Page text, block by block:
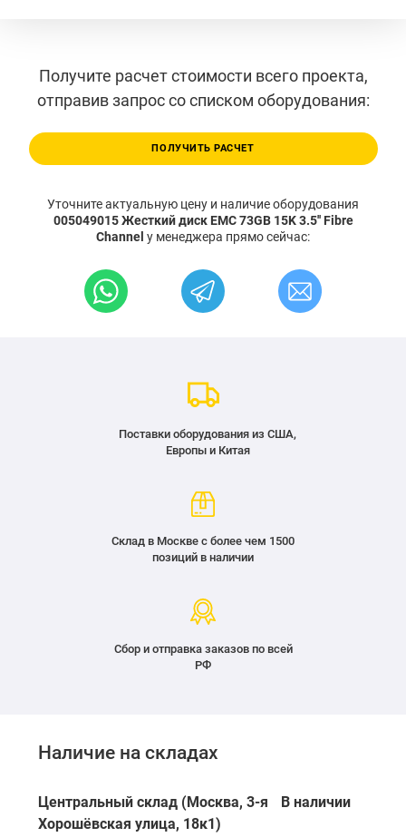
Получите расчет стоимости всего проекта,
отправив запрос со списком оборудования:
ПОЛУЧИТЬ РАСЧЕТ
Уточните актуальную цену и наличие оборудования
005049015 Жесткий диск EMC 73GB 15K 3.5'' Fibre
Channel у менеджера прямо сейчас:
Поставки оборудования из США,
Европы и Китая
Склад в Москве с более чем 1500
позиций в наличии
Сбор и отправка заказов по всей
РФ
Наличие на складах
Центральный склад (Москва, 3-я
Хорошёвская улица, 18к1)
В наличии